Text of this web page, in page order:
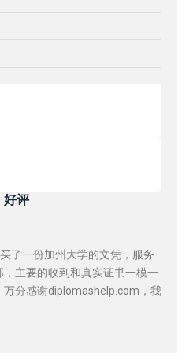
好评
了一份加州大学的文凭，服务
主要的收到和真实证书一模一
万分感谢diplomashelp.com，我